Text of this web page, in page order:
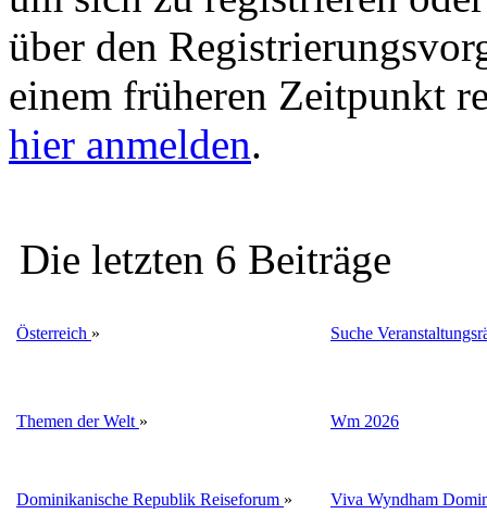
über den
einem früheren Zeitpunkt
hier anmelden.
Die letzten 6 Beiträge
Österreich » Suche
Themen der Welt » Wm 2026
Dominikanische Republik Reiseforum » Viva Wyndham